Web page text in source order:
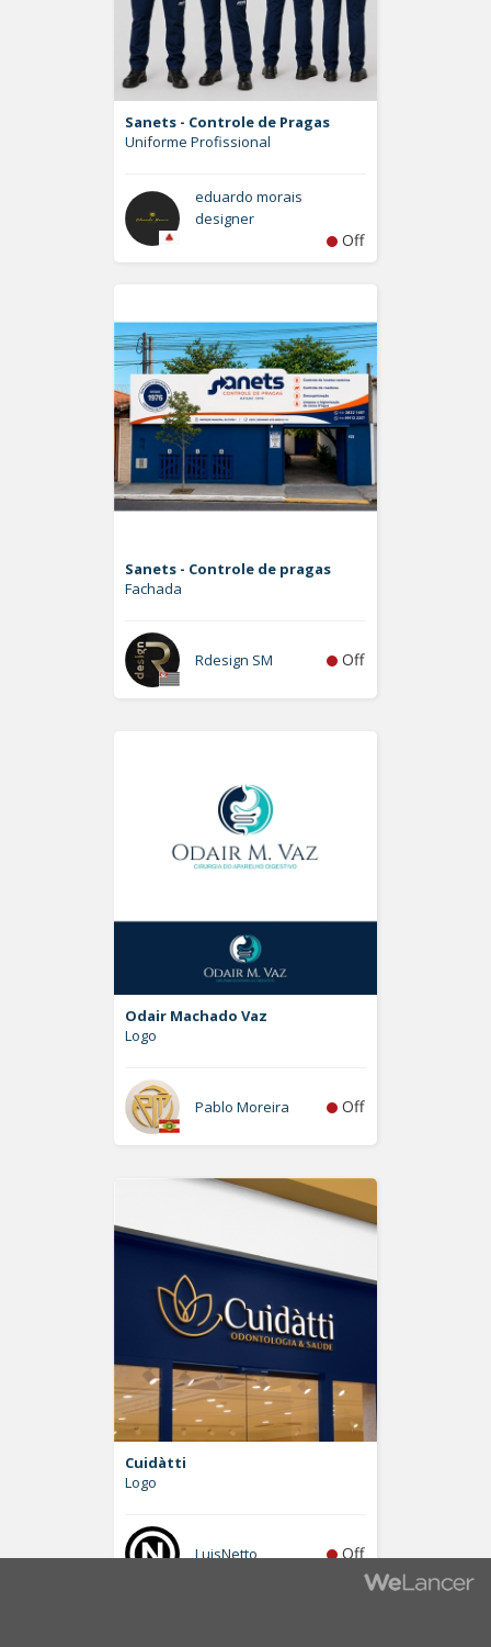
Sanets - Controle de Pragas
Uniforme Profissional
eduardo morais
designer
Off
Sanets - Controle de pragas
Fachada
Rdesign SM Off
Odair Machado Vaz
Logo
Pablo Moreira Off
Cuidàtti
Logo
LuisNetto Off